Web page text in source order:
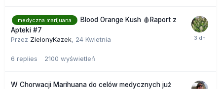
medyczna marijuana
Blood Orange Kush 🩸Raport z
Apteki #7
Przez ZielonyKazek, 24 Kwietnia
6 replies 2100 wyświetleń
W Chorwacji Marihuana do celów medycznych już